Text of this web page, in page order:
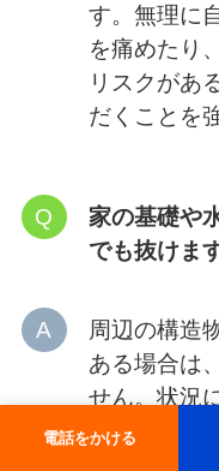
す。無理に
を痛めたり
リスクがあ
だくことを
家の基礎や
でも抜けま
周辺の構造
ある場合は
せん。状況
根を切り離
薬剤を注入
電話をかける